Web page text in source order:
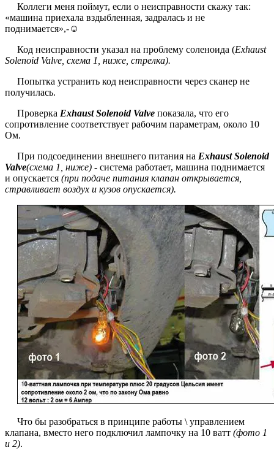
Коллеги меня поймут, если о неисправности скажу так:
«машина приехала вздыбленная, задралась и не
поднимается»,-☺
Код неисправности указал на проблему соленоида (Exhaust
Solenoid Valve, схема 1, ниже, стрелка).
Попытка устранить код неисправности через сканер не
получилась.
Проверка Exhaust Solenoid Valve показала, что его
сопротивление соответствует рабочим параметрам, около 10
Ом.
При подсоединении внешнего питания на Exhaust Solenoid
Valve(схема 1, ниже) - система работает, машина поднимается
и опускается (при подаче питания клапан открывается,
стравливает воздух и кузов опускается).
Что бы разобраться в принципе работы \ управлением
клапана, вместо него подключил лампочку на 10 ватт (фото 1
и 2).